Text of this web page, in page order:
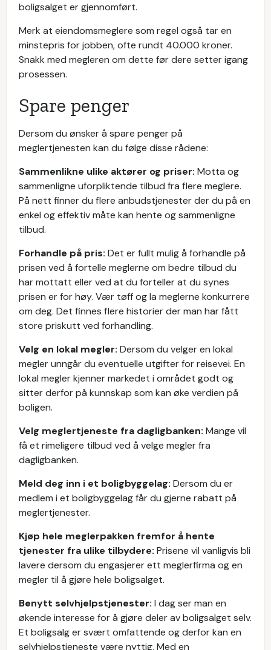
boligsalget er gjennomført.
Merk at eiendomsmeglere som regel også tar en
minstepris for jobben, ofte rundt 40.000 kroner.
Snakk med megleren om dette før dere setter igang
prosessen.
Spare penger
Dersom du ønsker å spare penger på
meglertjenesten kan du følge disse rådene:
Sammenlikne ulike aktører og priser: Motta og
sammenligne uforpliktende tilbud fra flere meglere.
På nett finner du flere anbudstjenester der du på en
enkel og effektiv måte kan hente og sammenligne
tilbud.
Forhandle på pris: Det er fullt mulig å forhandle på
prisen ved å fortelle meglerne om bedre tilbud du
har mottatt eller ved at du forteller at du synes
prisen er for høy. Vær tøff og la meglerne konkurrere
om deg. Det finnes flere historier der man har fått
store priskutt ved forhandling.
Velg en lokal megler: Dersom du velger en lokal
megler unngår du eventuelle utgifter for reisevei. En
lokal megler kjenner markedet i området godt og
sitter derfor på kunnskap som kan øke verdien på
boligen.
Velg meglertjeneste fra dagligbanken: Mange vil
få et rimeligere tilbud ved å velge megler fra
dagligbanken.
Meld deg inn i et boligbyggelag: Dersom du er
medlem i et boligbyggelag får du gjerne rabatt på
meglertjenester.
Kjøp hele meglerpakken fremfor å hente
tjenester fra ulike tilbydere: Prisene vil vanligvis bli
lavere dersom du engasjerer ett meglerfirma og en
megler til å gjøre hele boligsalget.
Benytt selvhjelpstjenester: I dag ser man en
økende interesse for å gjøre deler av boligsalget selv.
Et boligsalg er svært omfattende og derfor kan en
selvhjelpstjeneste være nyttig. Med en